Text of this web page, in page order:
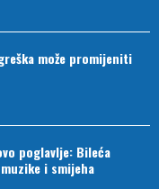
može promijeniti
poglavlje: Bileća
i smijeha